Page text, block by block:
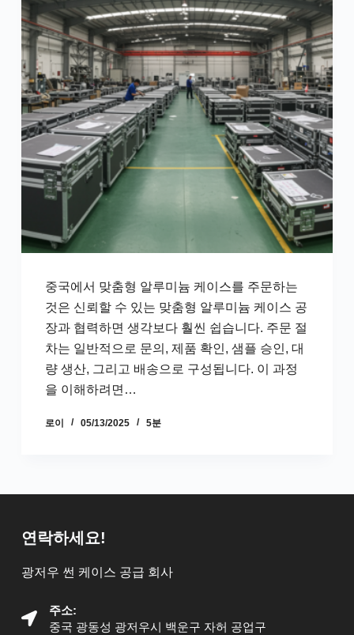
중국에서 맞춤형 알루미늄 케이스를 주문하는
것은 신뢰할 수 있는 맞춤형 알루미늄 케이스 공
장과 협력하면 생각보다 훨씬 쉽습니다. 주문 절
차는 일반적으로 문의, 제품 확인, 샘플 승인, 대
량 생산, 그리고 배송으로 구성됩니다. 이 과정
을 이해하려면…
로이 05/13/2025 5분
연락하세요!
광저우 썬 케이스 공급 회사
주소:
중국 광동성 광저우시 백운구 자허 공업구